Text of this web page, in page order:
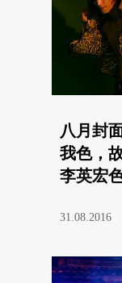
八月封面
我色，
李英宏
31.08.2016